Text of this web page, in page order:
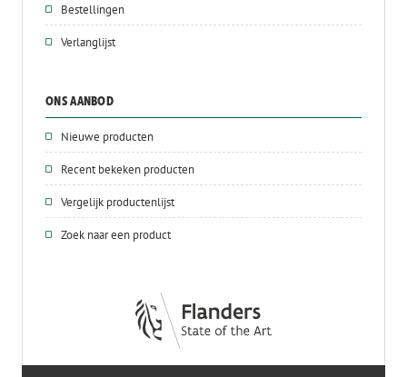
Bestellingen
Verlanglijst
ONS AANBOD
Nieuwe producten
Recent bekeken producten
Vergelijk productenlijst
Zoek naar een product